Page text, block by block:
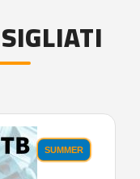
SUMMER